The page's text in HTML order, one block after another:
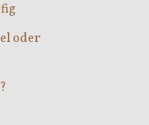
oder